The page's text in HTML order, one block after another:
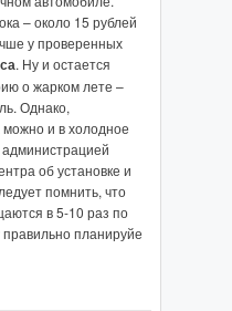
– около 15 рублей
у проверенных
. Ну и остается
о жарком лете –
Однако,
можно и в холодное
администрацией
об установке и
помнить, что
в 5-10 раз по
планируйе